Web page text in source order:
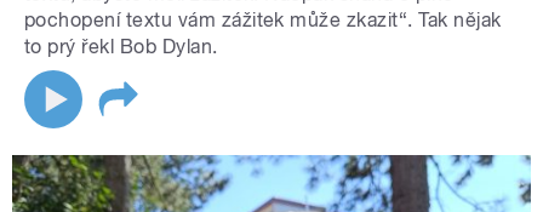
pochopení textu vám zážitek může zkazit“. Tak nějak
to prý řekl Bob Dylan.